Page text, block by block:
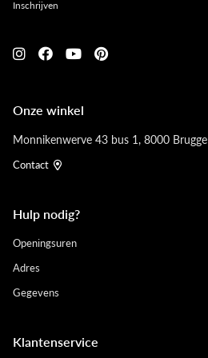
Onze winkel
Monnikenwerve 43 bus 1, 8000 Brugge
Contact
Hulp nodig?
Openingsuren
Adres
Gegevens
Klantenservice
Inschrijven